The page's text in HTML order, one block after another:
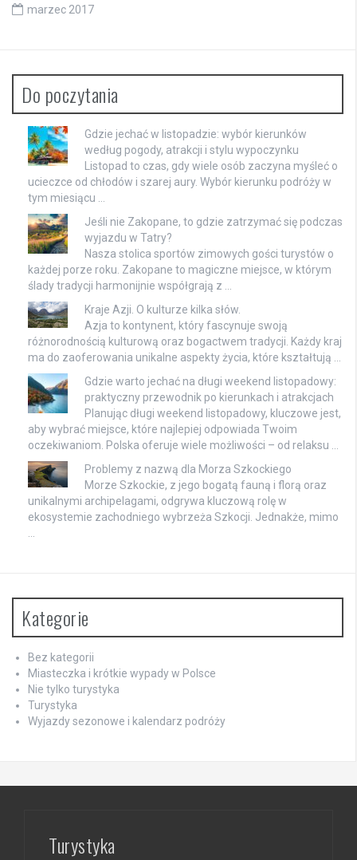
marzec 2017
Do poczytania
Gdzie jechać w listopadzie: wybór kierunków
według pogody, atrakcji i stylu wypoczynku
Listopad to czas, gdy wiele osób zaczyna myśleć o
ucieczce od chłodów i szarej aury. Wybór kierunku podróży w
tym miesiącu …
Jeśli nie Zakopane, to gdzie zatrzymać się podczas
wyjazdu w Tatry?
Nasza stolica sportów zimowych gości turystów o
każdej porze roku. Zakopane to magiczne miejsce, w którym
ślady tradycji harmonijnie współgrają z …
Kraje Azji. O kulturze kilka słów.
Azja to kontynent, który fascynuje swoją
różnorodnością kulturową oraz bogactwem tradycji. Każdy kraj
ma do zaoferowania unikalne aspekty życia, które kształtują …
Gdzie warto jechać na długi weekend listopadowy:
praktyczny przewodnik po kierunkach i atrakcjach
Planując długi weekend listopadowy, kluczowe jest,
aby wybrać miejsce, które najlepiej odpowiada Twoim
oczekiwaniom. Polska oferuje wiele możliwości – od relaksu …
Problemy z nazwą dla Morza Szkockiego
Morze Szkockie, z jego bogatą fauną i florą oraz
unikalnymi archipelagami, odgrywa kluczową rolę w
ekosystemie zachodniego wybrzeża Szkocji. Jednakże, mimo
Kategorie
Bez kategorii
Miasteczka i krótkie wypady w Polsce
Nie tylko turystyka
Turystyka
Wyjazdy sezonowe i kalendarz podróży
Turystyka